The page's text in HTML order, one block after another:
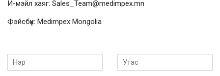
И-мэйл хаяг: Sales_Team@medimpex.mn
Фэйсбүүк: Medimpex Mongolia